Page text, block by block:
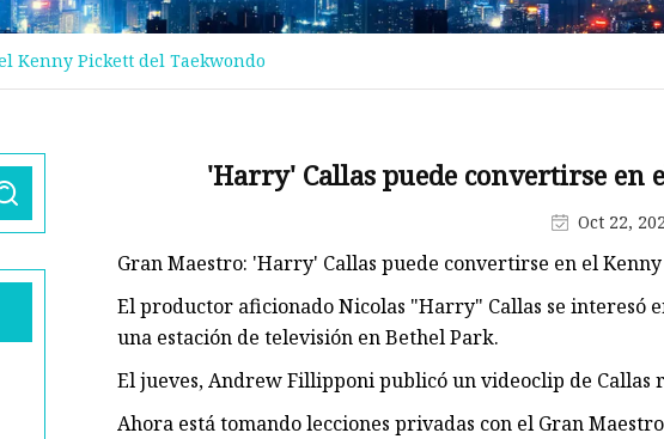
Cadena de la cintura
cinturón tipo cartera
Cinturón fino perla
Cinturón de 1-2 cm de ancho
cinturón táctico
Kenny Pickett del Taekwondo
'Harry' Callas puede convertirse en
Oct 22,
Gran Maestro: 'Harry' Callas puede convertirse en el
El productor aficionado Nicolas "Harry" Callas se interesó
una estación de televisión en Bethel Park.
El jueves, Andrew Fillipponi publicó un videoclip de Callas
Ahora está tomando lecciones privadas con el Gran